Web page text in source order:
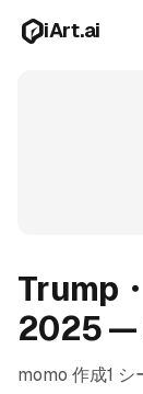
iArt.ai
Trump
2025 —
momo 作成1 シ